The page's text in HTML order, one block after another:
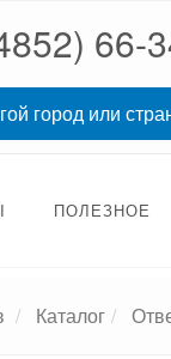
66-
ПОЛЕЗНОЕ
Каталог